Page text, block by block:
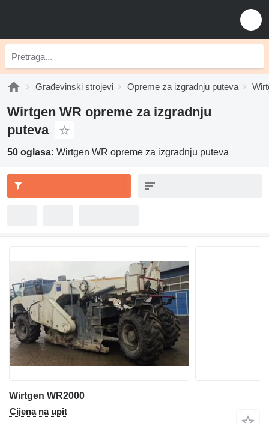
Građevinski strojevi Opreme za izgradnju puteva
Wirtgen WR opreme za izgradnju
puteva
50 oglasa: Wirtgen WR opreme za izgradnju puteva
Wirtgen WR2000
Cijena na upit